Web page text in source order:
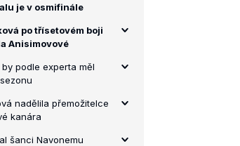
je v osmifinále
po třísetovém boji
Anisimovové
podle experta měl
nadělila přemožitelce
kanára
šanci Navonemu